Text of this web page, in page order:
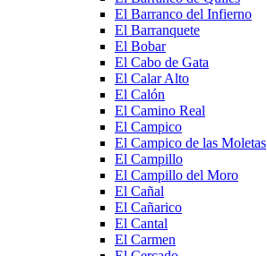
El Barranco del Infierno
El Barranquete
El Bobar
El Cabo de Gata
El Calar Alto
El Calón
El Camino Real
El Campico
El Campico de las Moletas
El Campillo
El Campillo del Moro
El Cañal
El Cañarico
El Cantal
El Carmen